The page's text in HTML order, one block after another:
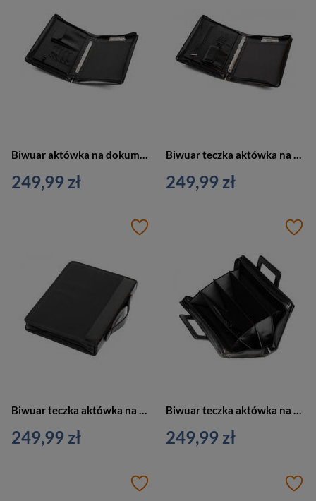
249,99 zł 249,99 zł
Biwuar teczka aktówka na dokumenty czarny Vip Collection AK-16
249,99 zł
Biwuar teczka aktówka na dokumenty z przegródkami czarny Vip Collection AK-15
249,99 zł